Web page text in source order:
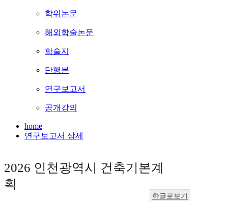
학위논문
해외학술논문
학술지
단행본
연구보고서
공개강의
home
연구보고서 상세
2026 인천광역시 건축기본계
획
한글로보기